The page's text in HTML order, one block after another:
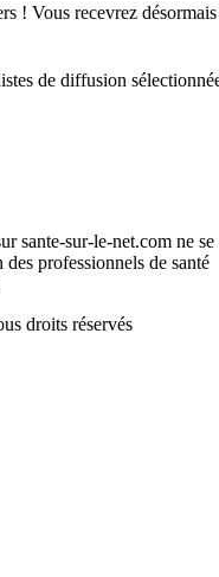
! Vous recevrez désormais
de diffusion
sante-sur-le-net.com ne se
professionnels de santé
droits réservés